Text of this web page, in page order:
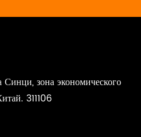
зона экономического
311106